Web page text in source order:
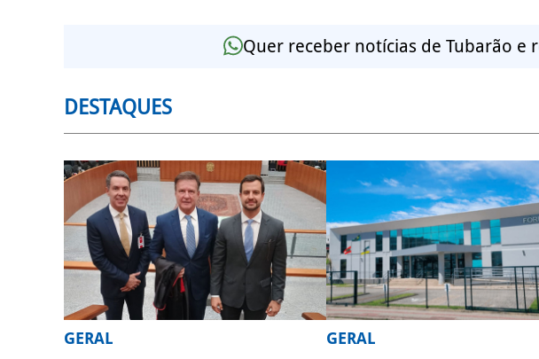
Quer receber notícias de Tubarão e
DESTAQUES
GERAL GERAL